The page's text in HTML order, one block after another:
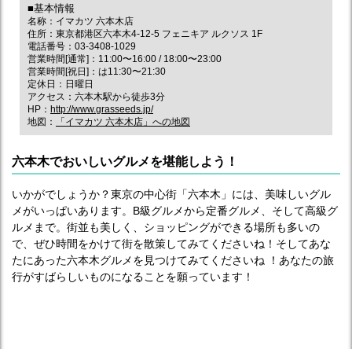
■基本情報
名称：イマカツ 六本木店
住所：東京都港区六本木4‐12‐5 フェニキア ルクソス 1F
電話番号：03-3408-1029
営業時間[通常]：11:00〜16:00 / 18:00〜23:00
営業時間[祝日]：は11:30〜21:30
定休日：日曜日
アクセス：六本木駅から徒歩3分
HP： http://www.grasseeds.jp/
地図：
「イマカツ 六本木店」への地図
六本木でおいしいグルメを堪能しよう！
いかがでしょうか？東京の中心街「六本木」には、美味しいグル
メがいっぱいあります。B級グルメから定番グルメ、そして高級グ
ルメまで。街並も美しく、ショッピングができる場所も多いの
で、ぜひ時間をかけて街を散策してみてくださいね！そしてあな
たにあった六本木グルメを見つけてみてくださいね ！あなたの旅
行がすばらしいものになることを願っています！